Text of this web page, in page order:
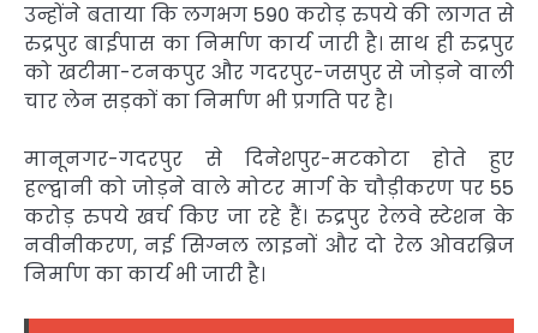
उन्होंने बताया कि लगभग 590 करोड़ रुपये की लागत से
रुद्रपुर बाईपास का निर्माण कार्य जारी है। साथ ही रुद्रपुर
को खटीमा-टनकपुर और गदरपुर-जसपुर से जोड़ने वाली
चार लेन सड़कों का निर्माण भी प्रगति पर है।
मानूनगर-गदरपुर से दिनेशपुर-मटकोटा होते हुए
हल्द्वानी को जोड़ने वाले मोटर मार्ग के चौड़ीकरण पर 55
करोड़ रुपये खर्च किए जा रहे हैं। रुद्रपुर रेलवे स्टेशन के
नवीनीकरण, नई सिग्नल लाइनों और दो रेल ओवरब्रिज
निर्माण का कार्य भी जारी है।